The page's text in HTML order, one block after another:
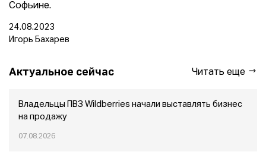
Софьине.
24.08.2023
Игорь Бахарев
Актуальное сейчас Читать еще
Владельцы ПВЗ Wildberries начали выставлять бизнес
на продажу
07.08.2026